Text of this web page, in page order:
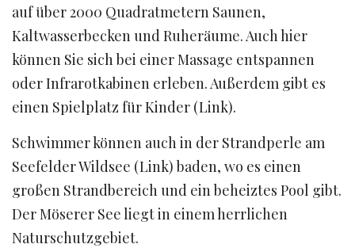
auf über 2000 Quadratmetern Saunen,
Kaltwasserbecken und Ruheräume. Auch hier
können Sie sich bei einer Massage entspannen
oder Infrarotkabinen erleben. Außerdem gibt es
einen Spielplatz für Kinder (Link).
Schwimmer können auch in der Strandperle am
Seefelder Wildsee (Link) baden, wo es einen
großen Strandbereich und ein beheiztes Pool gibt.
Der Möserer See liegt in einem herrlichen
Naturschutzgebiet.